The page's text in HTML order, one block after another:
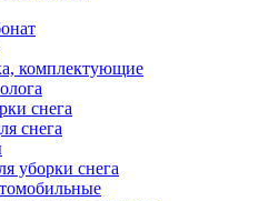
комплектующие
снега
снега
уборки снега